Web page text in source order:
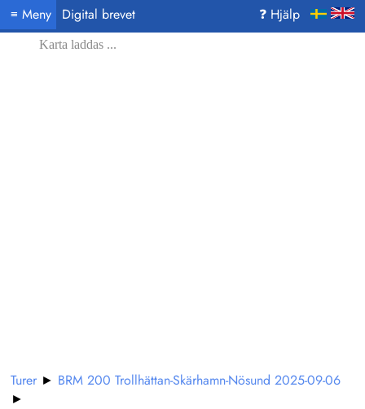
≡ Meny Digital brevet ❓ Hjälp
Karta laddas ...
Turer► BRM 200 Trollhättan-Skärhamn-Nösund 2025-09-06
►